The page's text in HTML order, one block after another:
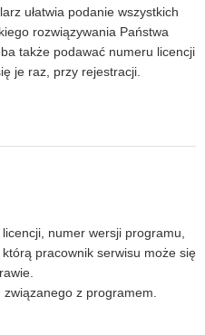
ułatwia podanie wszystkich
rozwiązywania Państwa
także podawać numeru licencji
je raz, przy rejestracji.
numer wersji programu,
pracownik serwisu może się
z programem.